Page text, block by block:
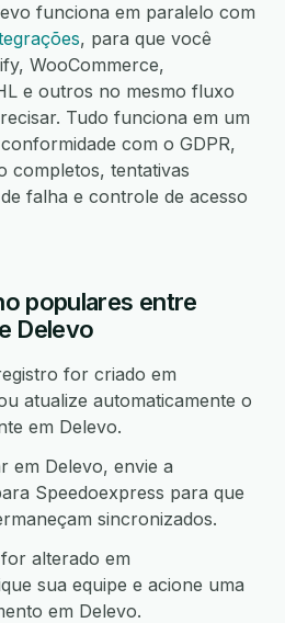
funciona em paralelo com
, para que você
WooCommerce,
e outros no mesmo fluxo
Tudo funciona em um
com o GDPR,
completos, tentativas
falha e controle de acesso
populares entre
Delevo
for criado em
atualize automaticamente o
em Delevo.
em Delevo, envie a
Speedoexpress para que
sincronizados.
alterado em
sua equipe e acione uma
em Delevo.